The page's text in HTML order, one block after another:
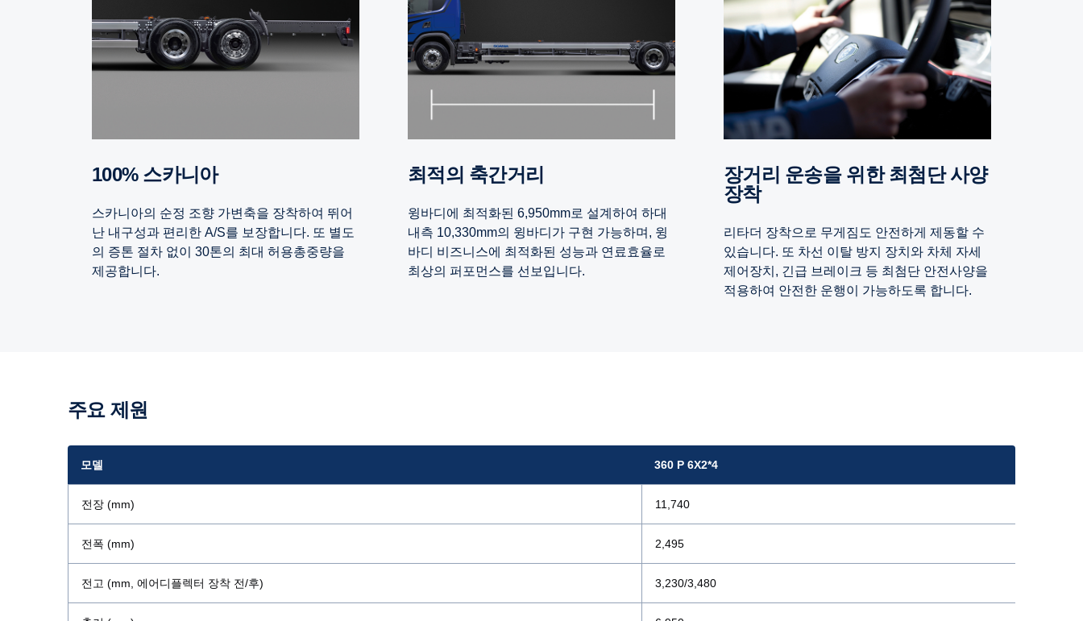
100% 스카니아
스카니아의 순정 조향 가변축을 장착하여 뛰어
난 내구성과 편리한 A/S를 보장합니다. 또 별도
의 증톤 절차 없이 30톤의 최대 허용총중량을
제공합니다.
최적의 축간거리
윙바디에 최적화된 6,950mm로 설계하여 하대
내측 10,330mm의 윙바디가 구현 가능하며, 윙
바디 비즈니스에 최적화된 성능과 연료효율로
최상의 퍼포먼스를 선보입니다.
장거리 운송을 위한 최첨단 사양
장착
리타더 장착으로 무게짐도 안전하게 제동할 수
있습니다. 또 차선 이탈 방지 장치와 차체 자세
제어장치, 긴급 브레이크 등 최첨단 안전사양을
적용하여 안전한 운행이 가능하도록 합니다.
주요 제원
모델 360 P 6X2*4
전장 (mm) 11,740
전폭 (mm) 2,495
전고 (mm, 에어디플렉터 장착 전/후) 3,230/3,480